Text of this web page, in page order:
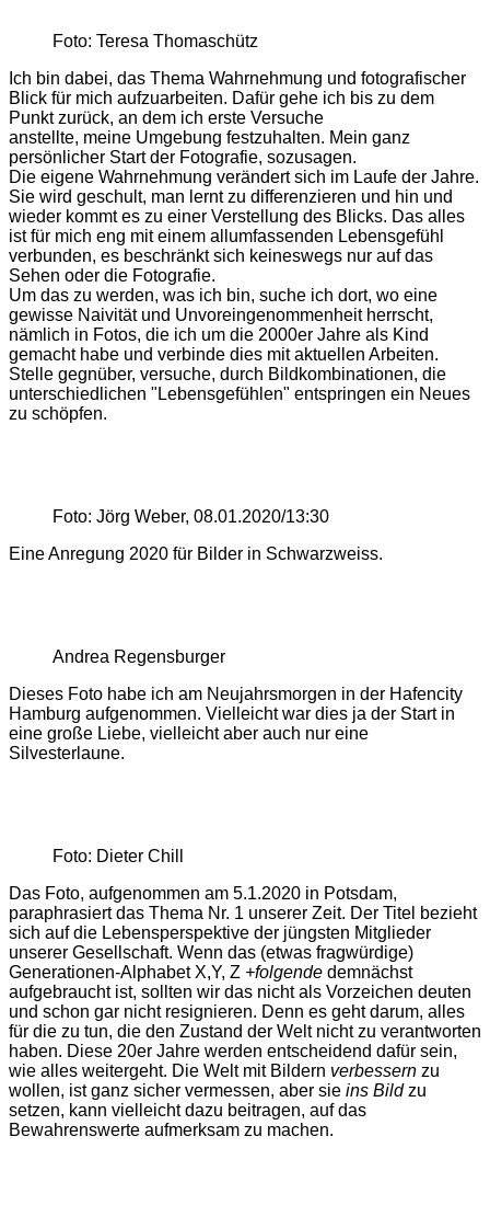
Foto: Teresa Thomaschütz
Ich bin dabei, das Thema Wahrnehmung und fotografischer
Blick für mich aufzuarbeiten. Dafür gehe ich bis zu dem
Punkt zurück, an dem ich erste Versuche
anstellte, meine Umgebung festzuhalten. Mein ganz
persönlicher Start der Fotografie, sozusagen.
Die eigene Wahrnehmung verändert sich im Laufe der Jahre.
Sie wird geschult, man lernt zu differenzieren und hin und
wieder kommt es zu einer Verstellung des Blicks. Das alles
ist für mich eng mit einem allumfassenden Lebensgefühl
verbunden, es beschränkt sich keineswegs nur auf das
Sehen oder die Fotografie.
Um das zu werden, was ich bin, suche ich dort, wo eine
gewisse Naivität und Unvoreingenommenheit herrscht,
nämlich in Fotos, die ich um die 2000er Jahre als Kind
gemacht habe und verbinde dies mit aktuellen Arbeiten.
Stelle gegnüber, versuche, durch Bildkombinationen, die
unterschiedlichen "Lebensgefühlen" entspringen ein Neues
zu schöpfen.
Foto: Jörg Weber, 08.01.2020/13:30
Eine Anregung 2020 für Bilder in Schwarzweiss.
Andrea Regensburger
Dieses Foto habe ich am Neujahrsmorgen in der Hafencity
Hamburg aufgenommen. Vielleicht war dies ja der Start in
eine große Liebe, vielleicht aber auch nur eine
Silvesterlaune.
Foto: Dieter Chill
Das Foto, aufgenommen am 5.1.2020 in Potsdam,
paraphrasiert das Thema Nr. 1 unserer Zeit. Der Titel bezieht
sich auf die Lebensperspektive der jüngsten Mitglieder
unserer Gesellschaft. Wenn das (etwas fragwürdige)
Generationen-Alphabet X,Y, Z +folgende demnächst
aufgebraucht ist, sollten wir das nicht als Vorzeichen deuten
und schon gar nicht resignieren. Denn es geht darum, alles
für die zu tun, die den Zustand der Welt nicht zu verantworten
haben. Diese 20er Jahre werden entscheidend dafür sein,
wie alles weitergeht. Die Welt mit Bildern verbessern zu
wollen, ist ganz sicher vermessen, aber sie ins Bild zu
setzen, kann vielleicht dazu beitragen, auf das
Bewahrenswerte aufmerksam zu machen.